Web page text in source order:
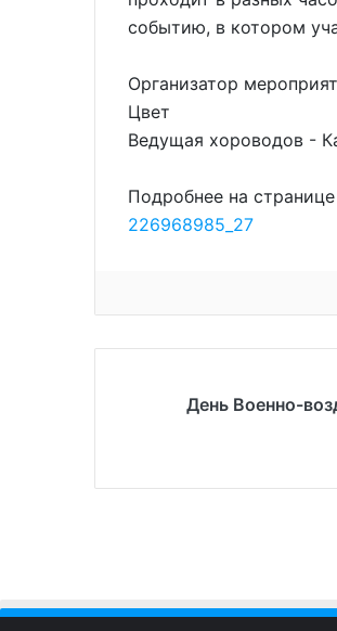
событию, в котором
Организатор
Цвет
Ведущая хороводов -
Подробнее на
226968985_27
День Военно-